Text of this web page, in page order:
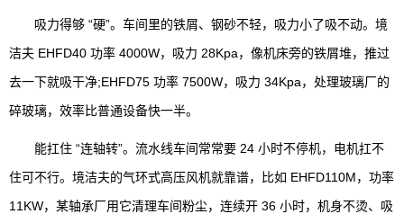
吸力得够 “硬”。车间里的铁屑、钢砂不轻，吸力小了吸不动。境
洁夫 EHFD40 功率 4000W，吸力 28Kpa，像机床旁的铁屑堆，推过
去一下就吸干净;EHFD75 功率 7500W，吸力 34Kpa，处理玻璃厂的
碎玻璃，效率比普通设备快一半。
能扛住 “连轴转”。流水线车间常常要 24 小时不停机，电机扛不
住可不行。境洁夫的气环式高压风机就靠谱，比如 EHFD110M，功率
11KW，某轴承厂用它清理车间粉尘，连续开 36 小时，机身不烫、吸